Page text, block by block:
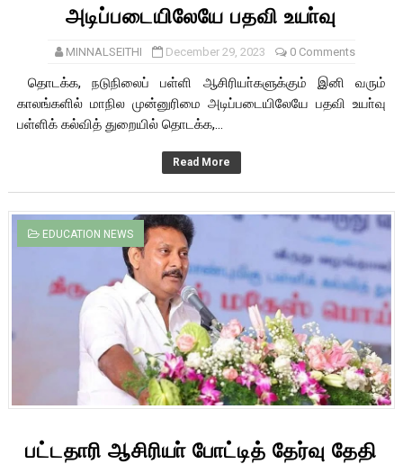
அடிப்படையிலேயே பதவி உயா்வு
MINNALSEITHI December 29, 2023 0 Comments
தொடக்க, நடுநிலைப் பள்ளி ஆசிரியா்களுக்கும் இனி வரும்
காலங்களில் மாநில முன்னுரிமை அடிப்படையிலேயே பதவி உயா்வு
பள்ளிக் கல்வித் துறையில் தொடக்க,...
Read More
EDUCATION NEWS
பட்டதாரி ஆசிரியா் போட்டித் தேர்வு தேதி